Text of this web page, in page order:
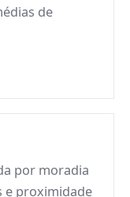
de
por moradia
e proximidade